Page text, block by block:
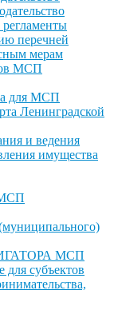
перечней
мерам
МСП
для МСП
Ленинградской
и ведения
имущества
МСП
субъектов